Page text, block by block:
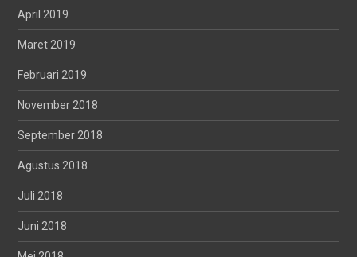
April 2019
Maret 2019
Februari 2019
November 2018
September 2018
Agustus 2018
Juli 2018
Juni 2018